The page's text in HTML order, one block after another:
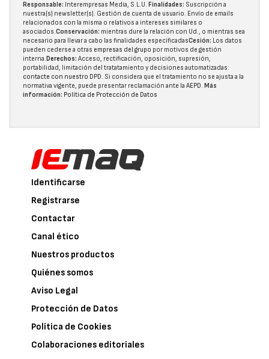
Responsable: Interempresas Media, S.L.U. Finalidades: Suscripción a
nuestra(s) newsletter(s). Gestión de cuenta de usuario. Envío de emails
relacionados con la misma o relativos a intereses similares o
asociados.Conservación: mientras dure la relación con Ud., o mientras sea
necesario para llevar a cabo las finalidades especificadasCesión: Los datos
pueden cederse a otras empresas del grupo por motivos de gestión
interna.Derechos: Acceso, rectificación, oposición, supresión,
portabilidad, limitación del tratatamiento y decisiones automatizadas:
contacte con nuestro DPD. Si considera que el tratamiento no se ajusta a la
normativa vigente, puede presentar reclamación ante la AEPD. Más
información: Política de Protección de Datos
Identificarse
Registrarse
Contactar
Canal ético
Nuestros productos
Quiénes somos
Aviso Legal
Protección de Datos
Política de Cookies
Colaboraciones editoriales